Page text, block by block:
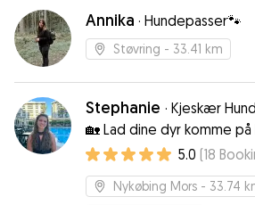
med hjem fra en pasning,
ville være blevet lidt
hvis man kan give det :)
Annika · Hundepasser🐾
Støvring - 33.41 km
Stephanie · Kjeskær
🏡 Lad dine dyr komme
hos andre dyrevenner i et
miljø💫
5.0 (18
Nykøbing Mors - 33.74